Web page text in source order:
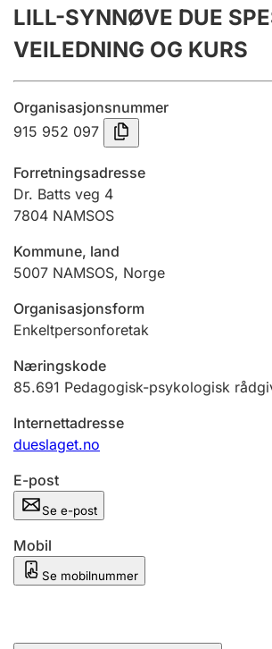
Årsregnskap
Innsending og forsinkelsesgebyr
Tinglysing
Jeger
Betaling og jegeravgiftskort
Ektepaktveileder
Offentlig sektor
Andre tema
LILL-SYNNØVE DUE
VEILEDNING OG KURS
Organisasjonsnummer
915 952 097
Forretningsadresse
Dr. Batts veg 4
7804 NAMSOS
Kommune, land
5007 NAMSOS, Norge
Organisasjonsform
Enkeltpersonforetak
Næringskode
85.691 Pedagogisk-psykologisk
Internettadresse
dueslaget.no
E-post
Se e-post
Mobil
Se mobilnummer